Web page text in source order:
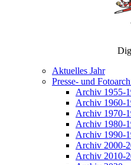
Aktuelles Jahr
Presse- und
Archiv 1955-
Archiv 1960-
Archiv 1970-
Archiv 1980-
Archiv 1990-
Archiv 2000-
Archiv 2010-